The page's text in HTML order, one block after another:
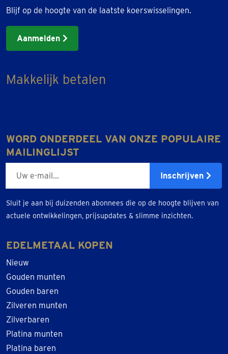
Blijf op de hoogte van de laatste koerswisselingen.
Aanmelden
Makkelijk betalen
WORD ONDERDEEL VAN ONZE POPULAIRE
MAILINGLIJST
Inschrijven
Sluit je aan bij duizenden abonnees die op de hoogte blijven van
actuele ontwikkelingen, prijsupdates & slimme inzichten.
EDELMETAAL KOPEN
Nieuw
Gouden munten
Gouden baren
Zilveren munten
Zilverbaren
Platina munten
Platina baren